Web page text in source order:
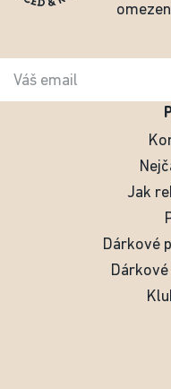
Jak
Dárkové